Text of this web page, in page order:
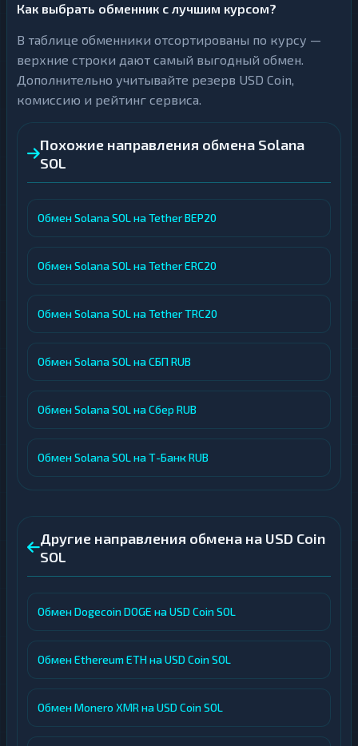
Как выбрать обменник с лучшим курсом?
В таблице обменники отсортированы по курсу —
верхние строки дают самый выгодный обмен.
Дополнительно учитывайте резерв USD Coin,
комиссию и рейтинг сервиса.
Похожие направления обмена Solana
SOL
Обмен Solana SOL на Tether BEP20
Обмен Solana SOL на Tether ERC20
Обмен Solana SOL на Tether TRC20
Обмен Solana SOL на СБП RUB
Обмен Solana SOL на Сбер RUB
Обмен Solana SOL на Т-Банк RUB
Другие направления обмена на USD Coin
SOL
Обмен Dogecoin DOGE на USD Coin SOL
Обмен Ethereum ETH на USD Coin SOL
Обмен Monero XMR на USD Coin SOL